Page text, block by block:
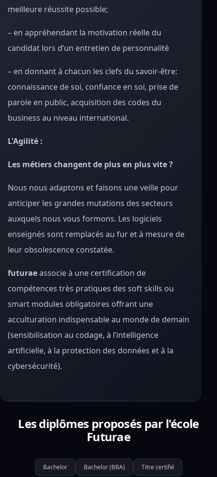
meilleure réussite possible;
– en appréhendant la motivation réelle du
candidat lors d’un entretien de personnalité
– en donnant à chacun les clefs du savoir-être:
connaissance de soi, confiance en soi, prise de
parole en public, acquisition des codes du
business au niveau international.
L'Agilité :
Les métiers changent de plus en plus vite ?
Nous nous adaptons et faisons une veille pour
anticiper les grandes mutations des secteurs
auxquels nous vous formons. Les logiciels
enseignés sont remplacés au fur et à mesure de
leur obsolescence constatée.
futuraeassocie à une certification de
compétences très pratiques des soft skills ou
smart modules obligatoires offrant une
acculturation indispensable au monde de demain
(sensibilisation au codage, à l’intelligence
artificielle, à la protection des données et à la
cybersécurité).
Les diplômes proposés par l'école
Futurae
Bachelor Bachelor (BBA) Titre certifié